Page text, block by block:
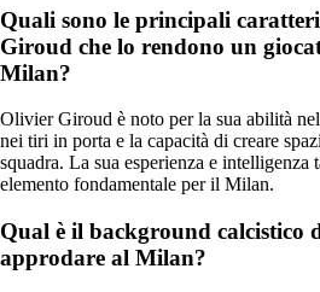
Quali sono le principali
Giroud che lo rendono un
Milan?
Olivier Giroud è noto per la sua abilità
nei tiri in porta e la capacità di creare
squadra. La sua esperienza e intelligenza
elemento fondamentale per il Milan.
Qual è il background calcistico
approdare al Milan?